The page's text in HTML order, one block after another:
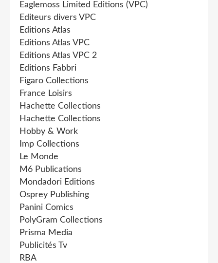
Eaglemoss Limited Editions (VPC)
Editeurs divers VPC
Editions Atlas
Editions Atlas VPC
Editions Atlas VPC 2
Editions Fabbri
Figaro Collections
France Loisirs
Hachette Collections
Hachette Collections
Hobby & Work
Imp Collections
Le Monde
M6 Publications
Mondadori Editions
Osprey Publishing
Panini Comics
PolyGram Collections
Prisma Media
Publicités Tv
RBA